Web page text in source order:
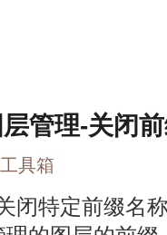
管理-关闭
具箱
闭特定前缀名